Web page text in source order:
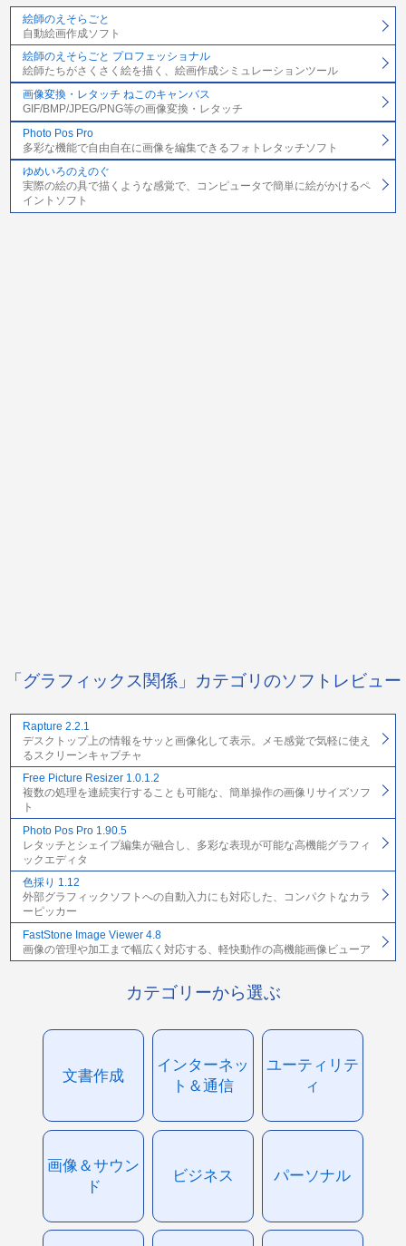
絵師のえそらごと
自動絵画作成ソフト
絵師のえそらごと プロフェッショナル
絵師たちがさくさく絵を描く、絵画作成シミュレーションツール
画像変換・レタッチ ねこのキャンバス
GIF/BMP/JPEG/PNG等の画像変換・レタッチ
Photo Pos Pro
多彩な機能で自由自在に画像を編集できるフォトレタッチソフト
ゆめいろのえのぐ
実際の絵の具で描くような感覚で、コンピュータで簡単に絵がかけるペ
イントソフト
「グラフィックス関係」カテゴリのソフトレビュー
Rapture 2.2.1
デスクトップ上の情報をサッと画像化して表示。メモ感覚で気軽に使え
るスクリーンキャプチャ
Free Picture Resizer 1.0.1.2
複数の処理を連続実行することも可能な、簡単操作の画像リサイズソフ
ト
Photo Pos Pro 1.90.5
レタッチとシェイプ編集が融合し、多彩な表現が可能な高機能グラフィ
ックエディタ
色採り 1.12
外部グラフィックソフトへの自動入力にも対応した、コンパクトなカラ
ーピッカー
FastStone Image Viewer 4.8
画像の管理や加工まで幅広く対応する、軽快動作の高機能画像ビューア
カテゴリーから選ぶ
文書作成
インターネッ
ト＆通信
ユーティリテ
ィ
画像＆サウン
ド
ビジネス パーソナル